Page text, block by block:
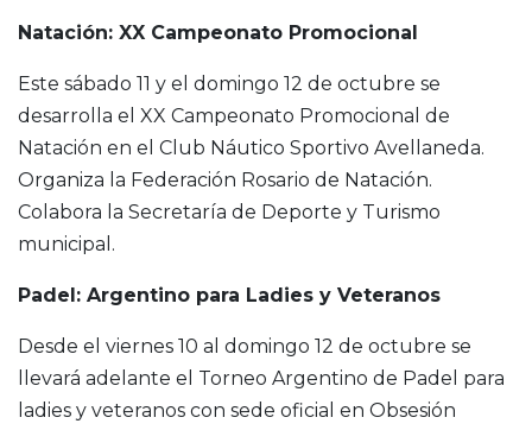
Natación: XX Campeonato Promocional
Este sábado 11 y el domingo 12 de octubre se
desarrolla el XX Campeonato Promocional de
Natación en el Club Náutico Sportivo Avellaneda.
Organiza la Federación Rosario de Natación.
Colabora la Secretaría de Deporte y Turismo
municipal.
Padel: Argentino para Ladies y Veteranos
Desde el viernes 10 al domingo 12 de octubre se
llevará adelante el Torneo Argentino de Padel para
ladies y veteranos con sede oficial en Obsesión